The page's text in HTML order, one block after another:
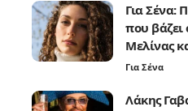
Για Σένα:
που βάζει
Μελίνας
Για Σένα
Λάκης